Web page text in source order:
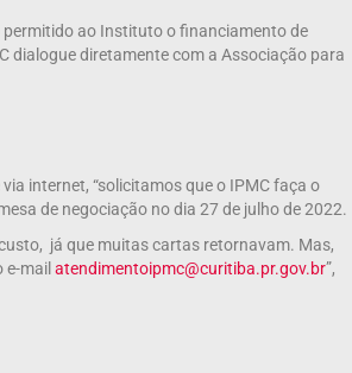
permitido ao Instituto o financiamento de
dialogue diretamente com a Associação para
internet, “solicitamos que o IPMC faça o
de negociação no dia 27 de julho de 2022.
já que muitas cartas retornavam. Mas,
mail atendimentoipmc@curitiba.pr.gov.br”,